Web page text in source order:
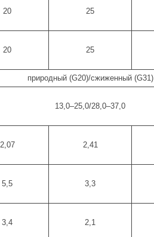
20 25
20 25
природный (G20)/сжиженный (G31)
13,0–25,0/28,0–37,0
2,07 2,41
5,5 3,3
3,4 2,1